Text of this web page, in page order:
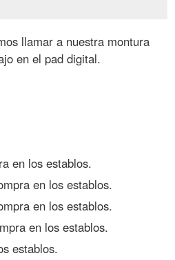
llamar a nuestra montura
en el pad digital.
en los establos.
en los establos.
en los establos.
en los establos.
establos.